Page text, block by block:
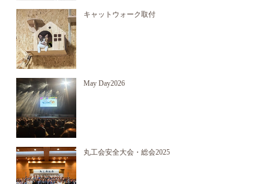
キャットウォーク取付
May Day2026
丸工会安全大会・総会2025